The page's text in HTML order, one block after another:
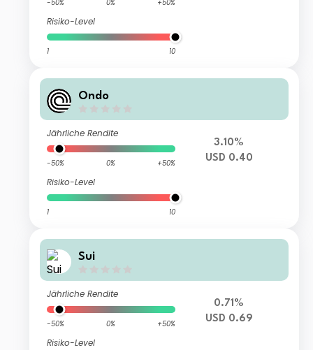
-50% 0% +50%
Risiko-Level
1 10
Ondo
Jährliche Rendite
-50% 0% +50%
Risiko-Level
1 10
3.10%
USD 0.40
Sui
Jährliche Rendite
-50% 0% +50%
Risiko-Level
0.71%
USD 0.69